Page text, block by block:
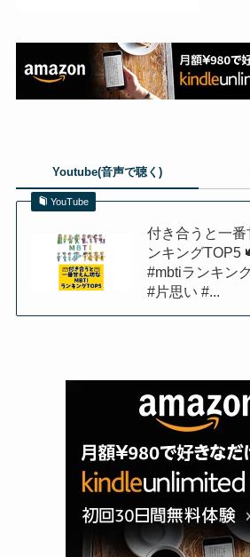
Youtube(音声で聴く)
YouTube
付き合うと一
ンキングTOP5
#mbtiランキン
#片思い #...